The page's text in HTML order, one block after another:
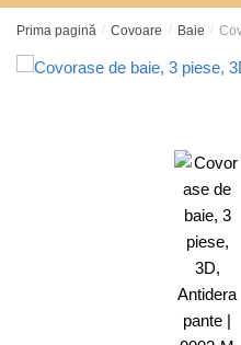
Prima pagină / Covoare / Baie /